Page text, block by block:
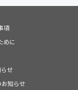
項
めに
せ
知らせ